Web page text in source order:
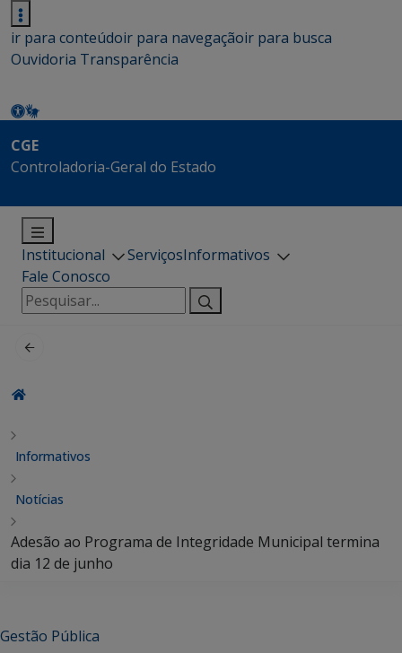
ir para conteúdoir para navegaçãoir para busca
Ouvidoria Transparência
CGE
Controladoria-Geral do Estado
Institucional ServiçosInformativos
Fale Conosco
Pesquisar
por:
Informativos
Notícias
Adesão ao Programa de Integridade Municipal termina
dia 12 de junho
Gestão Pública